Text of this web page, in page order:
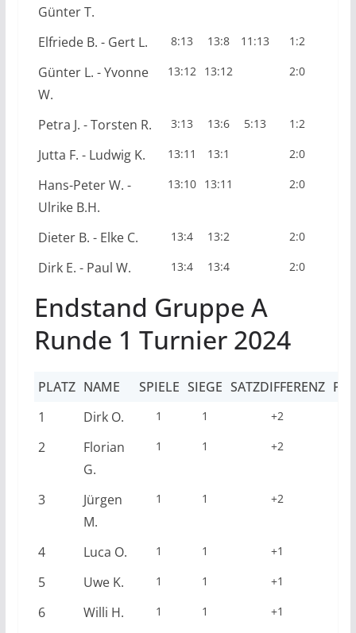
Günter T.
Elfriede B. - Gert L. 8:13 13:8 11:13 1:2
Günter L. - Yvonne
W.
13:12 13:12 2:0
Petra J. - Torsten R. 3:13 13:6 5:13 1:2
Jutta F. - Ludwig K. 13:11 13:1 2:0
Hans-Peter W. -
Ulrike B.H.
13:10 13:11 2:0
Dieter B. - Elke C. 13:4 13:2 2:0
Dirk E. - Paul W. 13:4 13:4 2:0
Endstand Gruppe A
Runde 1 Turnier 2024
PLATZ NAME SPIELE SIEGE SATZDIFFERENZ
1
Dirk O. 1 1 +2
2
Florian
G.
1 1 +2
3
Jürgen
M.
1 1 +2
4 Luca O. 1 1 +1
5 Uwe K. 1 1 +1
6 Willi H. 1 1 +1